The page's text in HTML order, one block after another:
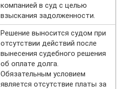
компанией в суд с целью
взыскания задолженности.
Решение выносится судом при
отсутствии действий после
вынесения судебного решения
об оплате долга.
Обязательным условием
является отсутствие платы за